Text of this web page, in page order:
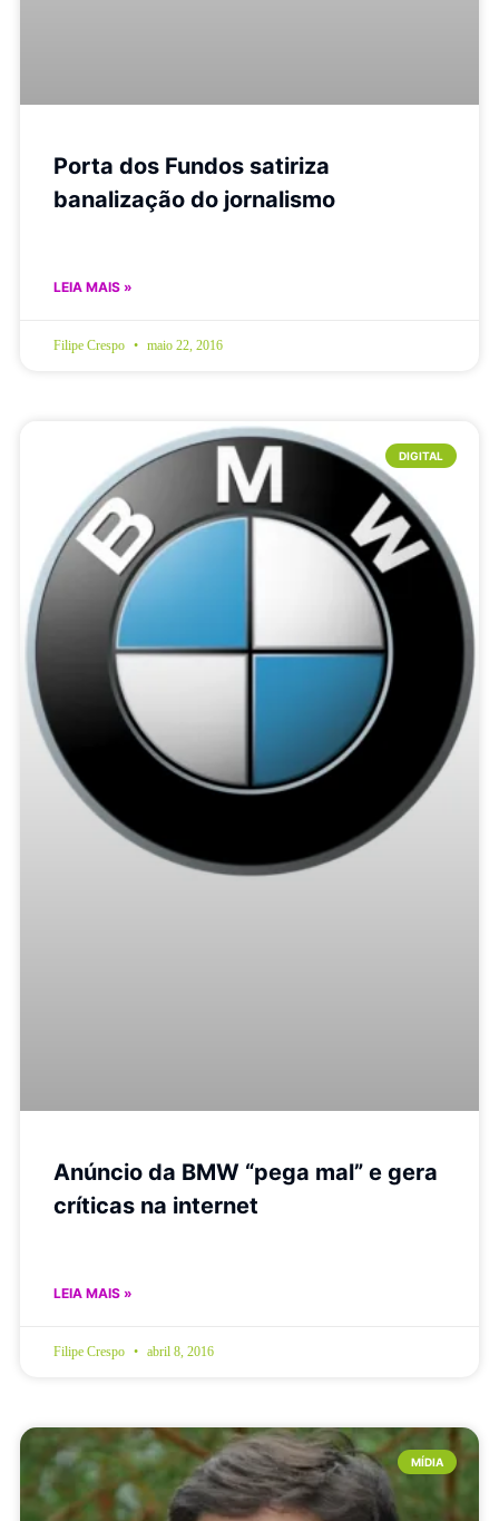
Porta dos Fundos satiriza
banalização do jornalismo
LEIA MAIS »
Filipe Crespo maio 22, 2016
DIGITAL
Anúncio da BMW “pega mal” e gera
críticas na internet
LEIA MAIS »
Filipe Crespo abril 8, 2016
MÍDIA